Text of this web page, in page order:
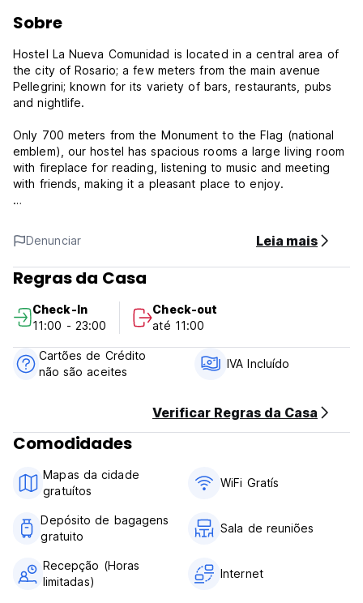
Sobre
Hostel La Nueva Comunidad is located in a central area of
the city of Rosario; a few meters from the main avenue
Pellegrini; known for its variety of bars, restaurants, pubs
and nightlife.
Only 700 meters from the Monument to the Flag (national
emblem), our hostel has spacious rooms a large living room
with fireplace for reading, listening to music and meeting
with friends, making it a pleasant place to enjoy.
where you can enjoy watching a movie on our tv at some
point of the day and the attention of our staff will make
your stay be considered as being in your own home.
Cancellation Policy: 4 days before arrival. In case of a late
cancellation or No Show, you will be charged the first night
of your stay.
Payment upon arrival by cash only
Breakfast not included
Denunciar Leia mais
Regras da Casa
Check-In
11:00 - 23:00
Check-out
até 11:00
Cartões de Crédito
não são aceites
IVA Incluído
Verificar Regras da Casa
Comodidades
Mapas da cidade
gratuítos
WiFi Gratís
Depósito de bagagens
gratuito
Sala de reuniões
Recepção (Horas
limitadas)
Internet